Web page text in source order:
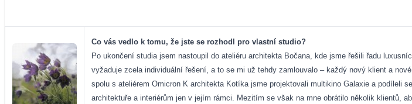
Co vás vedlo k tomu, že jste se rozhodl pro vlastní studio?
Po ukončení studia jsem nastoupil do ateliéru architekta Bočana, kde jsme řešili řadu
vyžaduje zcela individuální řešení, a to se mi už tehdy zamlouvalo – každý nový klient a
spolu s ateliérem Omicron K architekta Kotíka jsme projektovali multikino Galaxie a podíleli
architektuře a interiérům jen v jejím rámci. Mezitím se však na mne obrátilo několik klientů,